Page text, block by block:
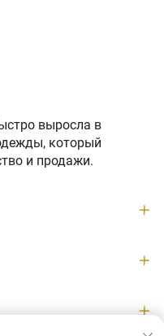
выросла в
который
и продажи.